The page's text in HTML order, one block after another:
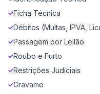
Ficha Técnica
Débitos (Multas, IPVA,
Passagem por Leilão
Roubo e Furto
Restrições Judiciais
Gravame